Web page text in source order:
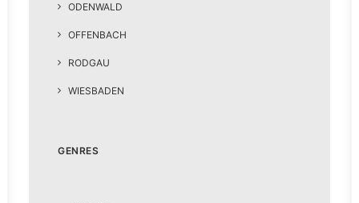
ODENWALD
OFFENBACH
RODGAU
WIESBADEN
GENRES